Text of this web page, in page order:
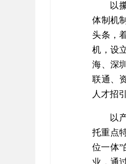
以
体制机
头条，
机，设
海、深
联通、
人才招
以
托重点
位一体
业，通